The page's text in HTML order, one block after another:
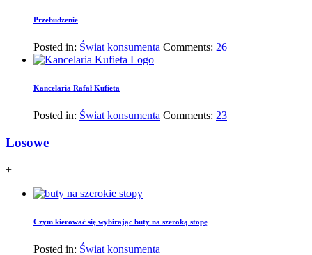
Przebudzenie
Posted in: Świat konsumenta Comments: 26
Kancelaria Rafał Kufieta
Posted in: Świat konsumenta Comments: 23
Losowe
+
Czym kierować się wybirając buty na szeroką stopę
Posted in: Świat konsumenta